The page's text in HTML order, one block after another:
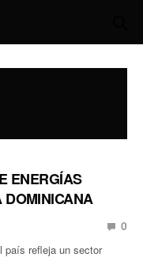
ENERGÍAS
DOMINICANA
0
país refleja un sector